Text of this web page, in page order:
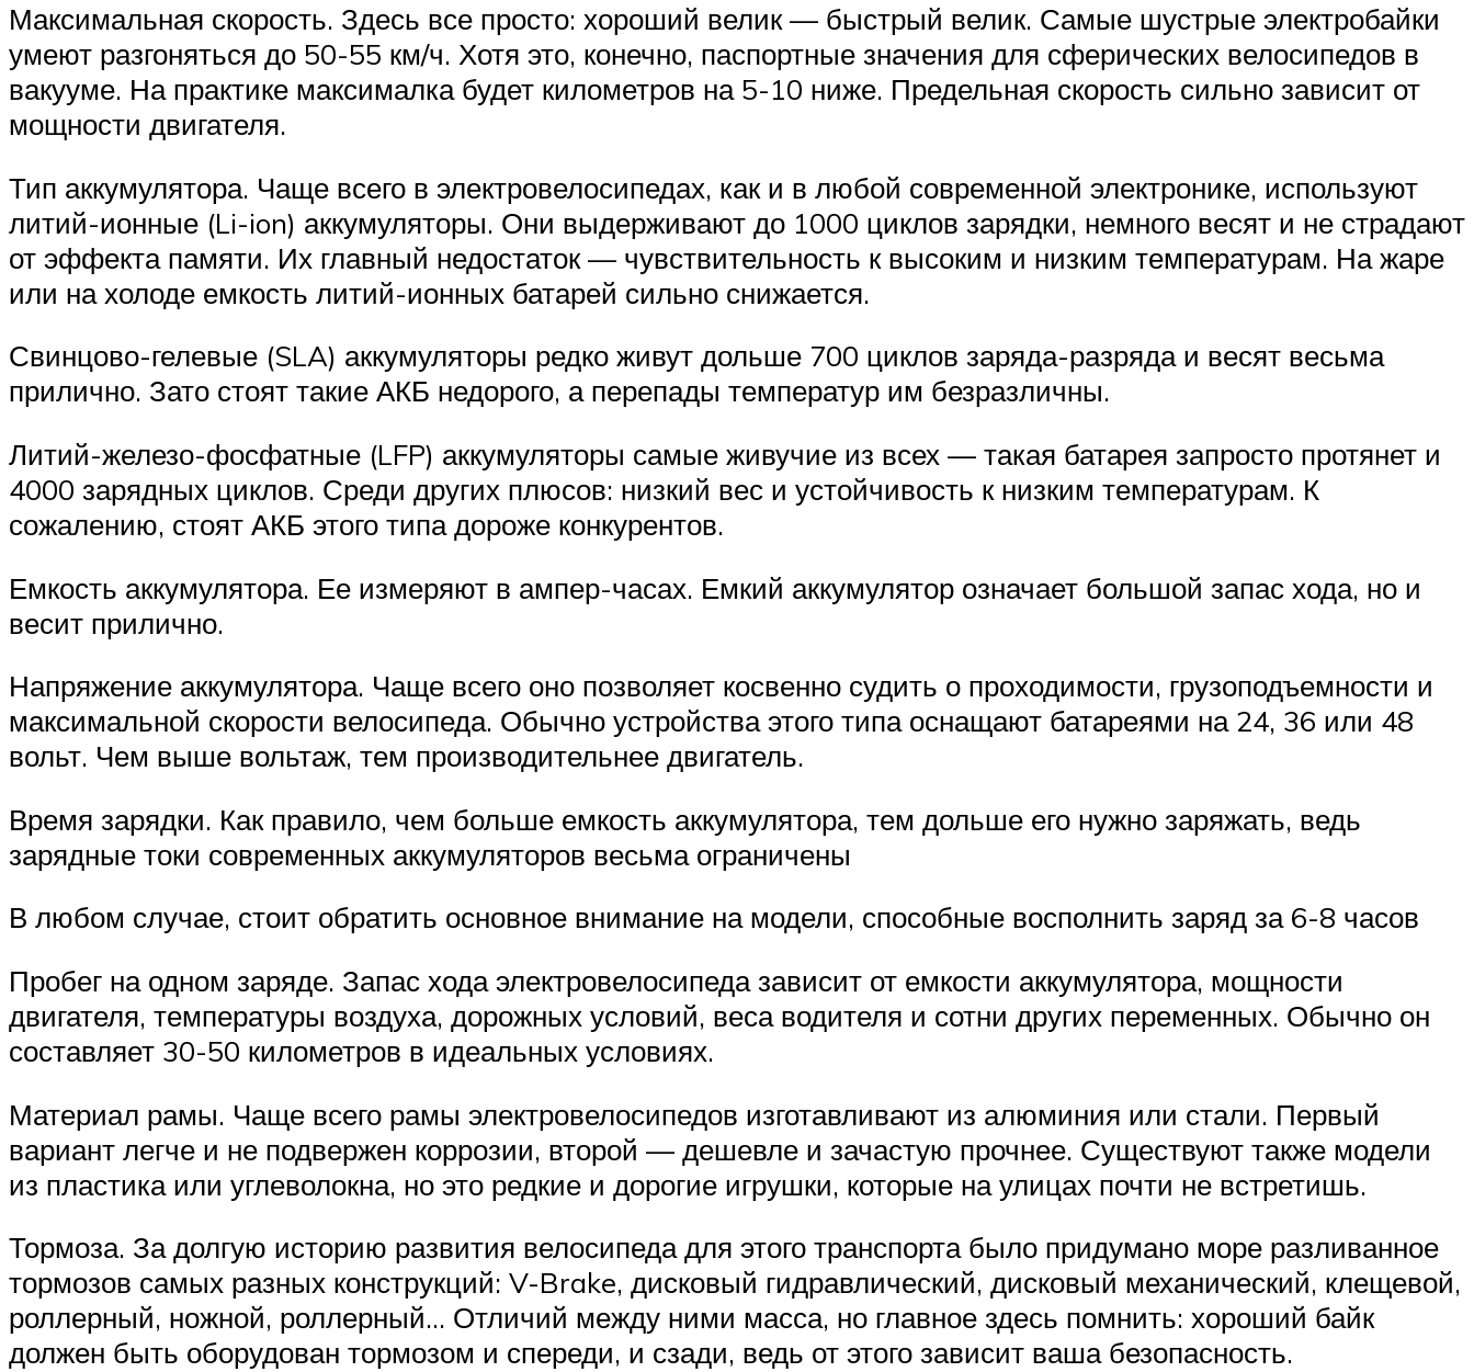
Максимальная скорость. Здесь все просто: хороший велик — быстрый велик. Самые шустрые электробайки
умеют разгоняться до 50-55 км/ч. Хотя это, конечно, паспортные значения для сферических велосипедов в
вакууме. На практике максималка будет километров на 5-10 ниже. Предельная скорость сильно зависит от
мощности двигателя.
Тип аккумулятора. Чаще всего в электровелосипедах, как и в любой современной электронике, используют
литий-ионные (Li-ion) аккумуляторы. Они выдерживают до 1000 циклов зарядки, немного весят и не страдают
от эффекта памяти. Их главный недостаток — чувствительность к высоким и низким температурам. На жаре
или на холоде емкость литий-ионных батарей сильно снижается.
Свинцово-гелевые (SLA) аккумуляторы редко живут дольше 700 циклов заряда-разряда и весят весьма
прилично. Зато стоят такие АКБ недорого, а перепады температур им безразличны.
Литий-железо-фосфатные (LFP) аккумуляторы самые живучие из всех — такая батарея запросто протянет и
4000 зарядных циклов. Среди других плюсов: низкий вес и устойчивость к низким температурам. К
сожалению, стоят АКБ этого типа дороже конкурентов.
Емкость аккумулятора. Ее измеряют в ампер-часах. Емкий аккумулятор означает большой запас хода, но и
весит прилично.
Напряжение аккумулятора. Чаще всего оно позволяет косвенно судить о проходимости, грузоподъемности и
максимальной скорости велосипеда. Обычно устройства этого типа оснащают батареями на 24, 36 или 48
вольт. Чем выше вольтаж, тем производительнее двигатель.
Время зарядки. Как правило, чем больше емкость аккумулятора, тем дольше его нужно заряжать, ведь
зарядные токи современных аккумуляторов весьма ограничены
В любом случае, стоит обратить основное внимание на модели, способные восполнить заряд за 6-8 часов
Пробег на одном заряде. Запас хода электровелосипеда зависит от емкости аккумулятора, мощности
двигателя, температуры воздуха, дорожных условий, веса водителя и сотни других переменных. Обычно он
составляет 30-50 километров в идеальных условиях.
Материал рамы. Чаще всего рамы электровелосипедов изготавливают из алюминия или стали. Первый
вариант легче и не подвержен коррозии, второй — дешевле и зачастую прочнее. Существуют также модели
из пластика или углеволокна, но это редкие и дорогие игрушки, которые на улицах почти не встретишь.
Тормоза. За долгую историю развития велосипеда для этого транспорта было придумано море разливанное
тормозов самых разных конструкций: V-Brake, дисковый гидравлический, дисковый механический, клещевой,
роллерный, ножной, роллерный… Отличий между ними масса, но главное здесь помнить: хороший байк
должен быть оборудован тормозом и спереди, и сзади, ведь от этого зависит ваша безопасность.